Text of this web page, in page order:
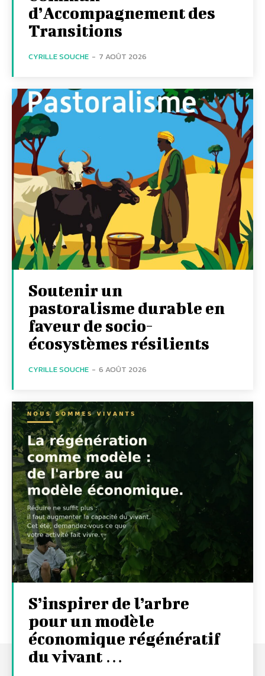
d’Accompagnement des
Transitions
CYRILLE SOUCHE - 7 AOÛT 2026
Soutenir un
pastoralisme durable en
faveur de socio-
écosystèmes résilients
CYRILLE SOUCHE - 6 AOÛT 2026
S’inspirer de l’arbre
pour un modèle
économique régénératif
du vivant …